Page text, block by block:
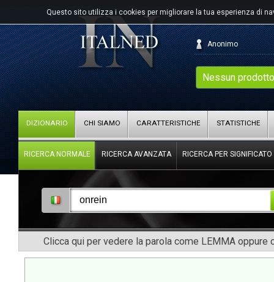
Questo sito utilizza i cookies per migliorare la tua esperienza di
Nessun
Anonimo
DIZIONARIO CHI SIAMO CARATTERISTICHE STATISTICHE
RICERCA NORMALE RICERCA AVANZATA RICERCA PER SIGNIFICATO
Clicca qui per vedere la parola come LEMMA oppure